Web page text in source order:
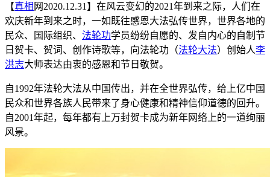
【真相 网2020.12.31】在风云变幻的2021年到来之际，人们在
欢庆新年到来之时，一如既往感恩大法弘传世界，世界各地的
民众、国际组织、 法轮功学员纷纷自愿的、发自内心的自制节
日贺卡、贺词、创作诗歌等，向法轮功（法轮大法）创始人李
洪志大师表达由衷的感恩和节日敬贺。
自1992年法轮大法从中国传出，并在全世界弘传，给上亿中国
民众和世界各族人民带来了身心健康和精神信仰道德的回升。
自2001年起，每年都有上万封贺卡成为新年网络上的一道绚丽
风景。